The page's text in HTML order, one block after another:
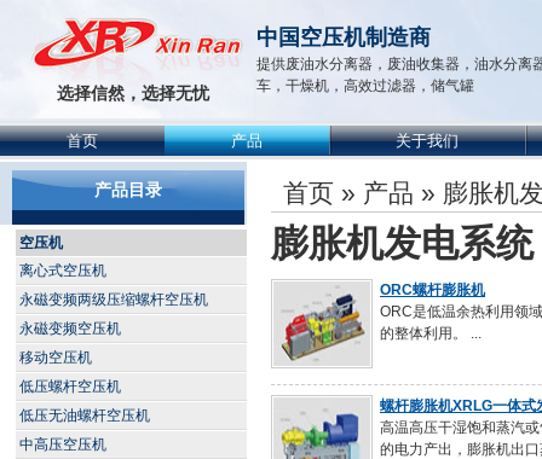
选择信然，选择无忧
中国空压机制造商
提供废油水分离器，废油收集器，油水分离
车，干燥机，高效过滤器，储气罐
首页 产品 关于我们
产品目录
空压机
离心式空压机
永磁变频两级压缩螺杆空压机
永磁变频空压机
移动空压机
低压螺杆空压机
低压无油螺杆空压机
中高压空压机
首页 » 产品 » 膨胀机
膨胀机发电系统
ORC螺杆膨胀机
ORC是低温余热利用领
的整体利用。 ...
螺杆膨胀机XRLG一体式
高温高压干湿饱和蒸汽
的电力产出，膨胀机出